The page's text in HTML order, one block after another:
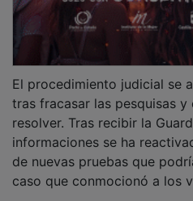
El procedimiento judicial se
tras fracasar las pesquisas y
resolver. Tras recibir la
informaciones se ha
de nuevas pruebas que
caso que conmocionó a los